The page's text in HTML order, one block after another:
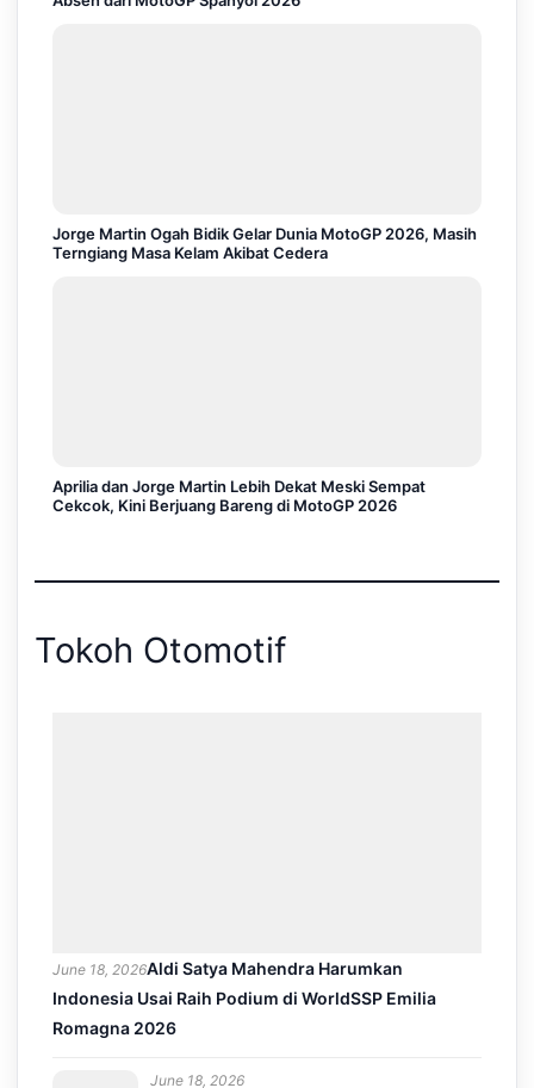
Jorge Martin Ogah Bidik Gelar Dunia MotoGP 2026, Masih
Terngiang Masa Kelam Akibat Cedera
Aprilia dan Jorge Martin Lebih Dekat Meski Sempat
Cekcok, Kini Berjuang Bareng di MotoGP 2026
Tokoh Otomotif
June 18, 2026Aldi Satya Mahendra Harumkan
Indonesia Usai Raih Podium di WorldSSP Emilia
Romagna 2026
June 18, 2026